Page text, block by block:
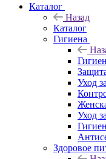
Каталог
Назад
Каталог
Гигиена
Уход
Уход
Здоровое